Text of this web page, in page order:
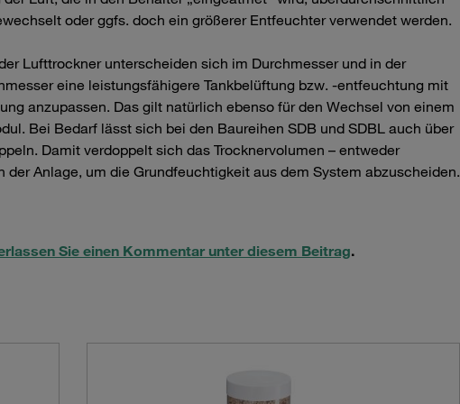
oder ggfs. doch ein größerer Entfeuchter verwendet werden.
Lufttrockner unterscheiden sich im Durchmesser und in der
eine leistungsfähigere Tankbelüftung bzw. -entfeuchtung mit
anzupassen. Das gilt natürlich ebenso für den Wechsel von einem
Bei Bedarf lässt sich bei den Baureihen SDB und SDBL auch über
Damit verdoppelt sich das Trocknervolumen – entweder
Anlage, um die Grundfeuchtigkeit aus dem System abzuscheiden.
Sie einen Kommentar unter diesem Beitrag.